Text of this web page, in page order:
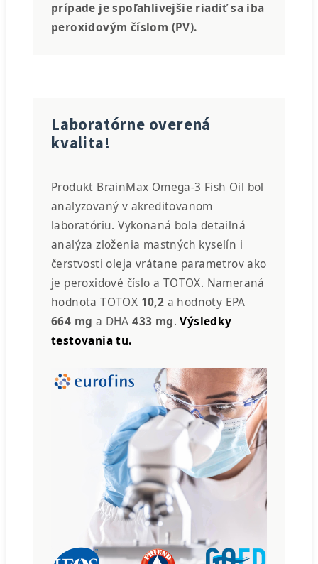
prípade je spoľahlivejšie riadiť sa iba
peroxidovým číslom (PV).
Laboratórne overená
kvalita!
Produkt BrainMax Omega-3 Fish Oil bol
analyzovaný v akreditovanom
laboratóriu. Vykonaná bola detailná
analýza zloženia mastných kyselín i
čerstvosti oleja vrátane parametrov ako
je peroxidové číslo a TOTOX. Nameraná
hodnota TOTOX 10,2 a hodnoty EPA
664 mg a DHA433 mg.Výsledky
testovania tu.